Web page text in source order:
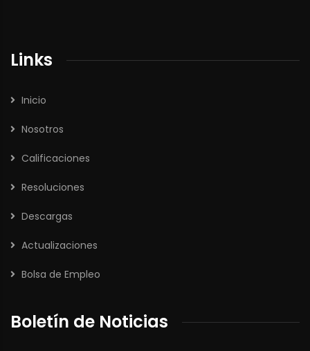
Links
Inicio
Nosotros
Calificaciones
Resoluciones
Descargas
Actualizaciones
Bolsa de Empleo
Boletín de Noticias